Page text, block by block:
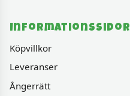
Informationssidor
Köpvillkor
Leveranser
Ångerrätt